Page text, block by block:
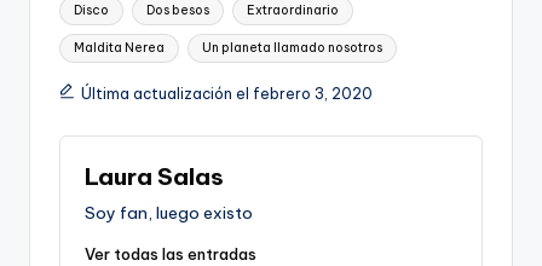
Disco Dos besos Extraordinario
Maldita Nerea Un planeta llamado nosotros
Última actualización el febrero 3, 2020
Laura Salas
Soy fan, luego existo
Ver todas las entradas